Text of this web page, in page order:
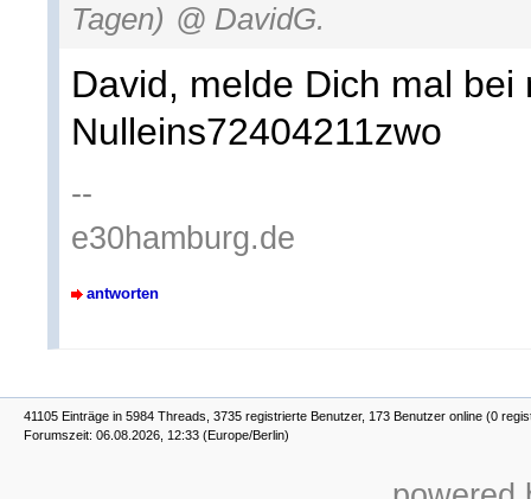
Tagen) @ DavidG.
David, melde Dich mal bei
Nulleins72404211zwo
--
e30hamburg.de
antworten
41105 Einträge in 5984 Threads, 3735 registrierte Benutzer, 173 Benutzer online (0
Forumszeit: 06.08.2026, 12:33 (Europe/Berlin)